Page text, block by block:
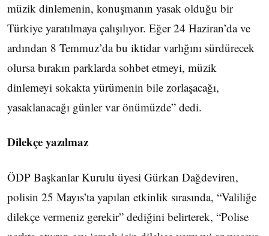
müzik dinlemenin, konuşmanın yasak olduğu bir
Türkiye yaratılmaya çalışılıyor. Eğer 24 Haziran’da ve
ardından 8 Temmuz’da bu iktidar varlığını sürdürecek
olursa bırakın parklarda sohbet etmeyi, müzik
dinlemeyi sokakta yürümenin bile zorlaşacağı,
yasaklanacağı günler var önümüzde” dedi.
Dilekçe yazılmaz
ÖDP Başkanlar Kurulu üyesi Gürkan Dağdeviren,
polisin 25 Mayıs’ta yapılan etkinlik sırasında, “Valiliğe
dilekçe vermeniz gerekir” dediğini belirterek, “Polise